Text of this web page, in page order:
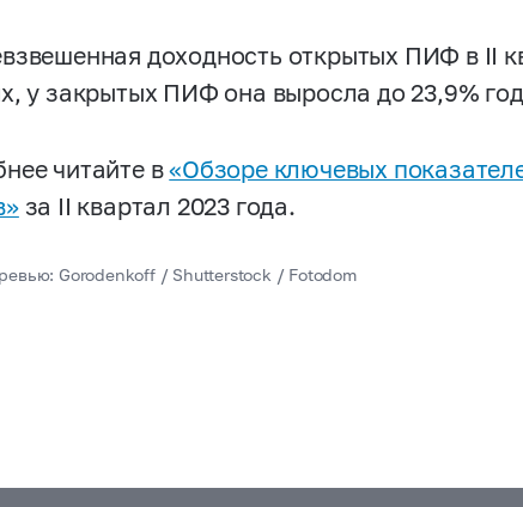
доходность открытых ПИФ в II
у закрытых ПИФ она выросла до 23,9%
читайте в«Обзоре ключевых
за II квартал 2023 года.
Gorodenkoff / Shutterstock / Fotodom